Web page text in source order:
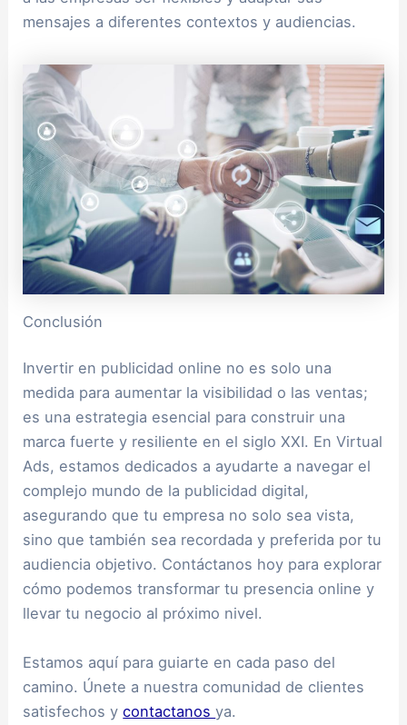
mensajes a diferentes contextos y audiencias.
Conclusión
Invertir en publicidad online no es solo una
medida para aumentar la visibilidad o las ventas;
es una estrategia esencial para construir una
marca fuerte y resiliente en el siglo XXI. En Virtual
Ads, estamos dedicados a ayudarte a navegar el
complejo mundo de la publicidad digital,
asegurando que tu empresa no solo sea vista,
sino que también sea recordada y preferida por tu
audiencia objetivo. Contáctanos hoy para explorar
cómo podemos transformar tu presencia online y
llevar tu negocio al próximo nivel.
Estamos aquí para guiarte en cada paso del
camino. Únete a nuestra comunidad de clientes
satisfechos ycontactanosya.